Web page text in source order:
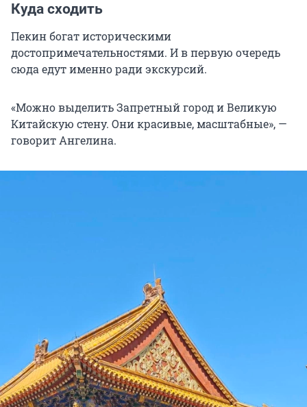
Куда сходить
Пекин богат историческими
достопримечательностями. И в первую очередь
сюда едут именно ради экскурсий.
«Можно выделить Запретный город и Великую
Китайскую стену. Они красивые, масштабные», —
говорит Ангелина.